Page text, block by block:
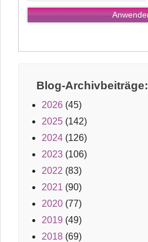
Blog-Archivbeiträge:
2026 (45)
2025 (142)
2024 (126)
2023 (106)
2022 (83)
2021 (90)
2020 (77)
2019 (49)
2018 (69)